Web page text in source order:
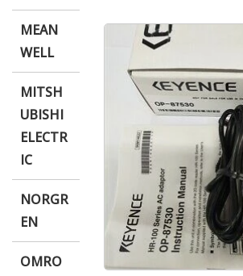
MEAN
WELL
MITSH
UBISHI
ELECTR
IC
NORGR
EN
OMRO